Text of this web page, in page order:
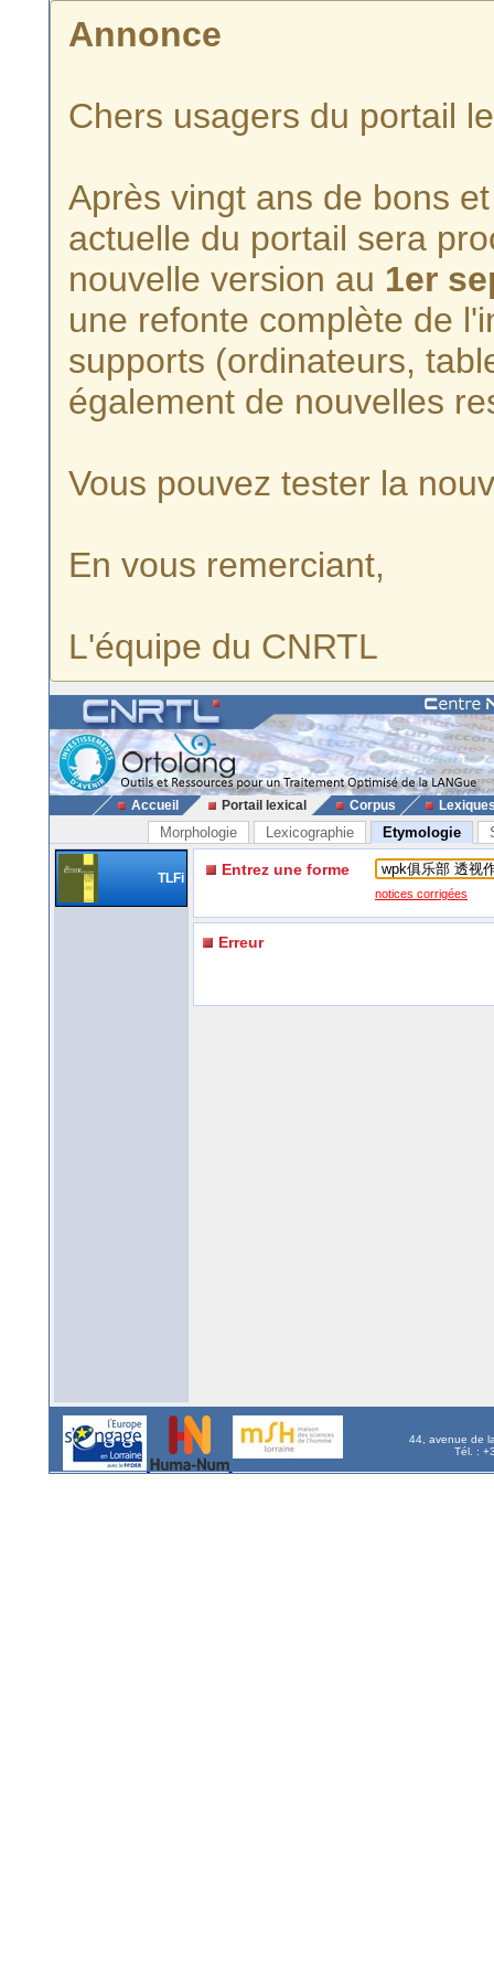
Annonce
Chers usagers du portail
Après vingt ans de bons
actuelle du portail sera
nouvelle version au 1er
une refonte complète de
supports (ordinateurs,
également de nouvelles
Vous pouvez tester la
En vous remerciant,
L'équipe du CNRTL
Accueil Portail lexical Corpus
Morphologie Lexicographie Etymologie
TLFi Entrez une forme
notices corrigées
Erreur
44, avenue de
Tél. :